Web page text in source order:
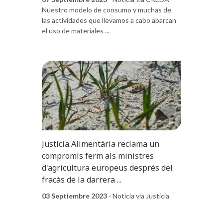
Nuestro modelo de consumo y muchas de
las actividades que llevamos a cabo abarcan
el uso de materiales ...
Justícia Alimentària reclama un
compromís ferm als ministres
d'agricultura europeus després del
fracàs de la darrera ...
03 Septiembre 2023 - Noticia via Justicia